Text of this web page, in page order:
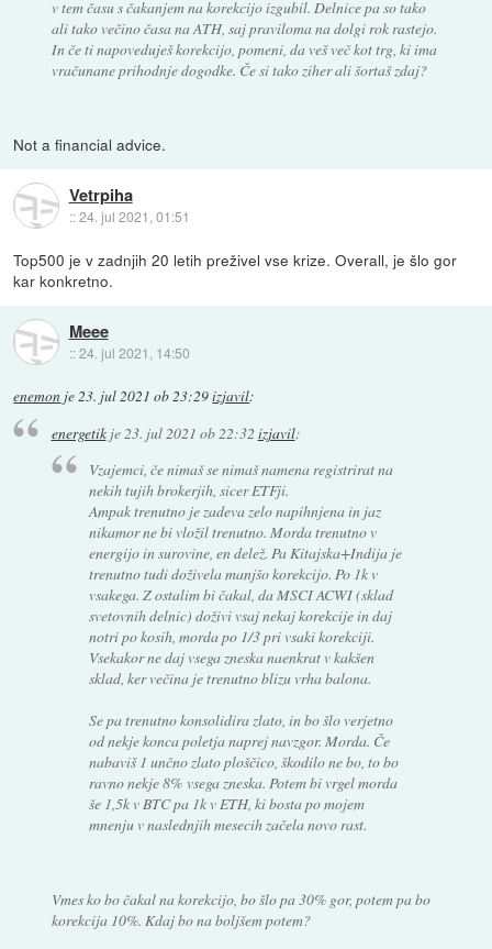
v tem času s čakanjem na korekcijo izgubil. Delnice pa so tako
ali tako večino časa na ATH, saj praviloma na dolgi rok rastejo.
In če ti napoveduješ korekcijo, pomeni, da veš več kot trg, ki ima
vračunane prihodnje dogodke. Če si tako ziher ali šortaš zdaj?
Not a financial advice.
Vetrpiha
::24. jul 2021, 01:51
Top500 je v zadnjih 20 letih preživel vse krize. Overall, je šlo gor
kar konkretno.
Meee
::24. jul 2021, 14:50
enemon je23. jul 2021 ob 23:29izjavil:
energetikje23. jul 2021 ob 22:32 izjavil:
Vzajemci, če nimaš se nimaš namena registrirat na
nekih tujih brokerjih, sicer ETFji.
Ampak trenutno je zadeva zelo napihnjena in jaz
nikamor ne bi vložil trenutno. Morda trenutno v
energijo in surovine, en delež. Pa Kitajska+Indija je
trenutno tudi doživela manjšo korekcijo. Po 1k v
vsakega. Z ostalim bi čakal, da MSCI ACWI (sklad
svetovnih delnic) doživi vsaj nekaj korekcije in daj
notri po kosih, morda po 1/3 pri vsaki korekciji.
Vsekakor ne daj vsega zneska naenkrat v kakšen
sklad, ker večina je trenutno blizu vrha balona.
Se pa trenutno konsolidira zlato, in bo šlo verjetno
od nekje konca poletja naprej navzgor. Morda. Če
nabaviš 1 unčno zlato ploščico, škodilo ne bo, to bo
ravno nekje 8% vsega zneska. Potem bi vrgel morda
še 1,5k v BTC pa 1k v ETH, ki bosta po mojem
mnenju v naslednjih mesecih začela novo rast.
Vmes ko bo čakal na korekcijo, bo šlo pa 30% gor, potem pa bo
korekcija 10%. Kdaj bo na boljšem potem?